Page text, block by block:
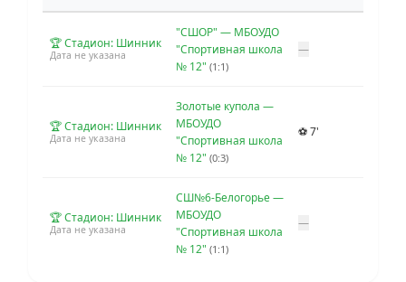
🏆 Стадион: Шинник
Дата не указана
"СШОР" — МБОУДО
"Спортивная школа
№ 12" (1:1)
—
🏆 Стадион: Шинник
Дата не указана
Золотые купола —
МБОУДО
"Спортивная школа
№ 12" (0:3)
⚽ 7'
🏆 Стадион: Шинник
Дата не указана
СШ№6-Белогорье —
МБОУДО
"Спортивная школа
№ 12" (1:1)
—